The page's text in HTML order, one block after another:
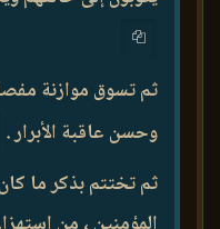
ثم تسوق موازنة
وحسن عاقبة الأبرار .
ثم تختتم بذكر ما